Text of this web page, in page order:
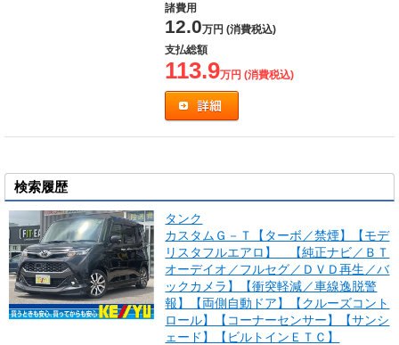
諸費用
12.0万円 (消費税込)
支払総額
113.9万円 (消費税込)
検索履歴
タンク
カスタムＧ－Ｔ【ターボ／禁煙】【モデ
リスタフルエアロ】 【純正ナビ／ＢＴ
オーデイオ／フルセグ／ＤＶＤ再生／バ
ックカメラ】【衝突軽減／車線逸脱警
報】【両側自動ドア】【クルーズコント
ロール】【コーナーセンサー】【サンシ
ェード】【ビルトインＥＴＣ】